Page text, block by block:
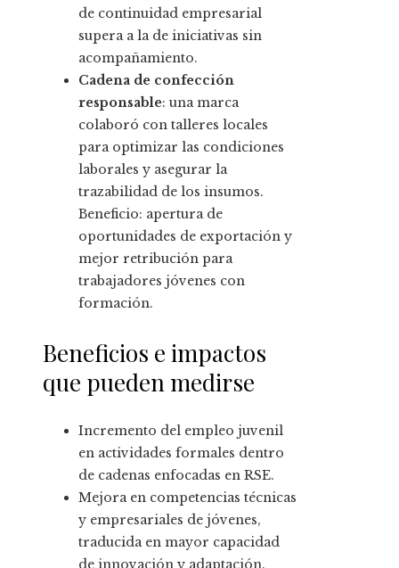
de continuidad empresarial
supera a la de iniciativas sin
acompañamiento.
Cadena de confección
responsable: una marca
colaboró con talleres locales
para optimizar las condiciones
laborales y asegurar la
trazabilidad de los insumos.
Beneficio: apertura de
oportunidades de exportación y
mejor retribución para
trabajadores jóvenes con
formación.
Beneficios e impactos
que pueden medirse
Incremento del empleo juvenil
en actividades formales dentro
de cadenas enfocadas en RSE.
Mejora en competencias técnicas
y empresariales de jóvenes,
traducida en mayor capacidad
de innovación y adaptación.